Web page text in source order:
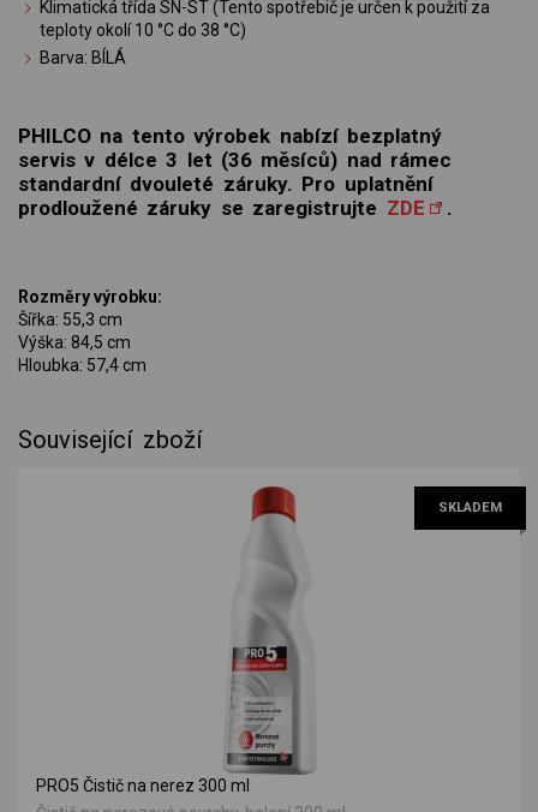
Klimatická třída SN-ST (Tento spotřebič je určen k použití za
teploty okolí 10 °C do 38 °C)
Barva: BÍLÁ
PHILCO na tento výrobek nabízí bezplatný
servis v délce 3 let (36 měsíců) nad rámec
standardní dvouleté záruky. Pro uplatnění
prodloužené záruky se zaregistrujte ZDE .
Rozměry výrobku:
Šířka: 55,3 cm
Výška: 84,5 cm
Hloubka: 57,4 cm
Související zboží
SKLADEM
PRO5 Čistič na nerez 300 ml